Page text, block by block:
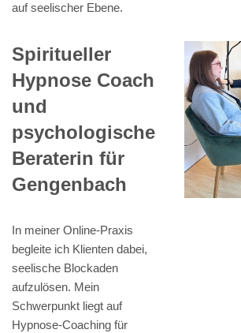
auf seelischer Ebene.
Spiritueller
Hypnose Coach
und
psychologische
Beraterin für
Gengenbach
In meiner Online-Praxis
begleite ich Klienten dabei,
seelische Blockaden
aufzulösen. Mein
Schwerpunkt liegt auf
Hypnose-Coaching für